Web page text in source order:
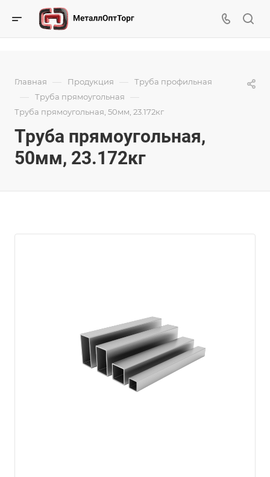
Главная — Продукция — Труба профильная
— Труба прямоугольная —
Труба прямоугольная, 50мм, 23.172кг
Труба прямоугольная,
50мм, 23.172кг